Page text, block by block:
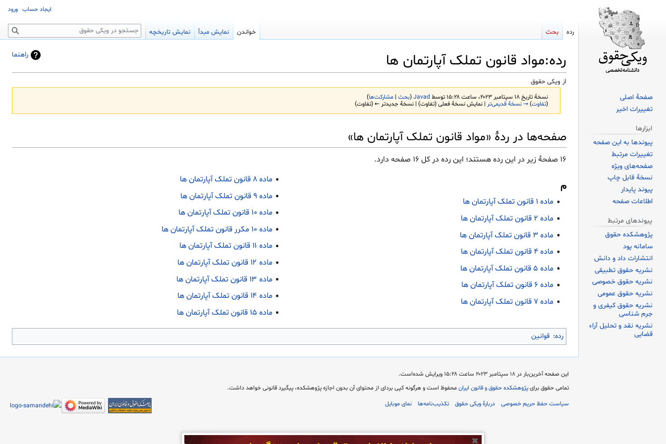
راهنما رده:مواد قانون تملک آپارتمان ها
از ویکی حقوق
نسخهٔ تاریخ ‏۱۸ سپتامبر ۲۰۲۳، ساعت ۱۵:۲۸ توسط Javad
(بحث| مشارکت‌ها)
(تفاوت)→ نسخهٔ قدیمی‌تر | نمایش نسخهٔ فعلی (تفاوت) | نسخهٔ جدیدتر ← (تفاوت)
به
ناوبری
به
جستجو
صفحه‌ها در ردهٔ «مواد قانون تملک آپارتمان ها»
۱۶ صفحۀ زیر در این رده هستند؛ این رده در کل ۱۶ صفحه دارد.
م
ماده ۱ قانون تملک آپارتمان ها
ماده ۲ قانون تملک آپارتمان ها
ماده ۳ قانون تملک آپارتمان ها
ماده ۴ قانون تملک آپارتمان ها
ماده ۵ قانون تملک آپارتمان ها
ماده ۶ قانون تملک آپارتمان ها
ماده ۷ قانون تملک آپارتمان ها
ماده ۸ قانون تملک آپارتمان ها
ماده ۹ قانون تملک آپارتمان ها
ماده ۱۰ قانون تملک آپارتمان ها
ماده ۱۰ مکرر قانون تملک آپارتمان ها
ماده ۱۱ قانون تملک آپارتمان ها
ماده ۱۲ قانون تملک آپارتمان ها
ماده ۱۳ قانون تملک آپارتمان ها
ماده ۱۴ قانون تملک آپارتمان ها
ماده ۱۵ قانون تملک آپارتمان ها
رده: قوانین
ایجاد حساب ورود
رده بحث خواندن نمایش مبدأ نمایش تاریخچه جستجو
صفحهٔ اصلی
تغییرات اخیر
ابزارها
پیوندها به این صفحه
تغییرات مرتبط
صفحه‌های ویژه
نسخهٔ قابل چاپ
پیوند پایدار
اطلاعات صفحه
پیوندهای مرتبط
پژوهشکده حقوق
سامانه پود
انتشارات داد و دانش
نشریه حقوق تطبیقی
نشریه حقوق خصوصی
نشریه حقوق عمومی
نشریه حقوق کیفری و
جرم شناسی
نشریه نقد و تحلیل آراء
قضایی
این صفحه آخرین‌بار در ‏۱۸ سپتامبر ۲۰۲۳ ساعت ‏۱۵:۲۸ ویرایش شده‌است.
تمامی حقوق برایپژوهشکده حقوق و قانون ایرانمحفوظ است و هرگونه کپی بردای از محتوای آن بدون اجازه پژوهشکده، پیگیرد قانونی خواهد داشت.
سیاست حفظ حریم خصوصی
دربارهٔ ویکی حقوق تکذیب‌نامه‌ها نمای موبایل